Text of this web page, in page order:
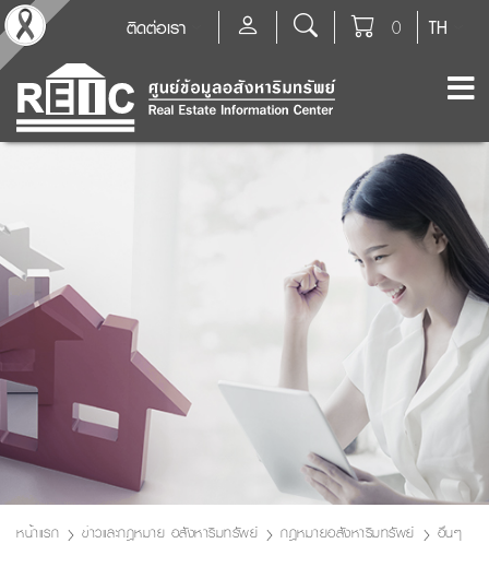
TH
0
ติดต่อเรา
หน้าแรก ข่าวและกฎหมาย อสังหาริมทรัพย์ กฎหมายอสังหาริมทรัพย์ อื่นๆ